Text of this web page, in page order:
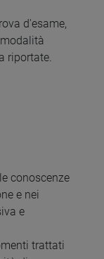
d'esame,
riportate.
conoscenze
e nei
e
trattati